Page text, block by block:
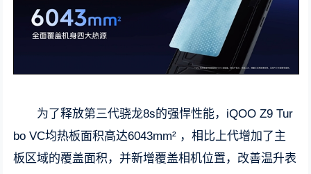
为了释放第三代骁龙8s的强悍性能，iQOO Z9 Tur
bo VC均热板面积高达6043mm² ，相比上代增加了主
板区域的覆盖面积，并新增覆盖相机位置，改善温升表